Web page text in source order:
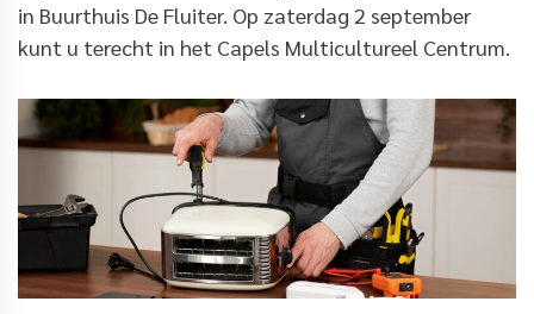
in Buurthuis De Fluiter. Op zaterdag 2 september
kunt u terecht in het Capels Multicultureel Centrum.